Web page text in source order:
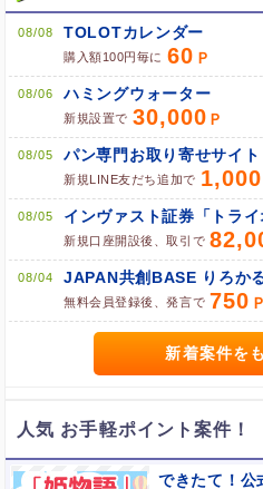
08/08 TOLOTカレンダー
購入額100円毎に 60
08/06 ハミングウォーター
新規設置で 30,000
08/05
新規LINE友だち追加で 1,000
08/05 インヴァスト証券「トライ
新規口座開設後、取引で
08/04 JAPAN共創BASE りろか
無料会員登録後、発言で 750
新着案件を
人気 お手軽ポイント案件！
できたて！公